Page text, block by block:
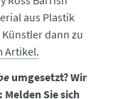
aus Plastik
dann zu
Artikel.
umgesetzt? Wir
Sie sich